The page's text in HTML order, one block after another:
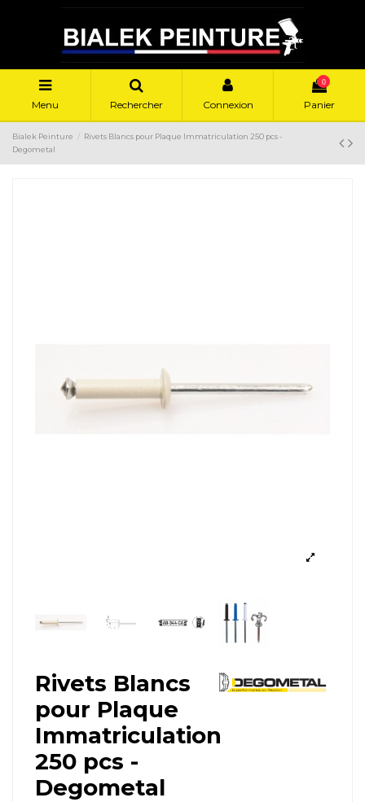
Menu Rechercher Connexion
0
Panier
Bialek Peinture
Rivets Blancs pour Plaque Immatriculation 250 pcs -
Degometal
Rivets Blancs
pour Plaque
Immatriculation
250 pcs -
Degometal